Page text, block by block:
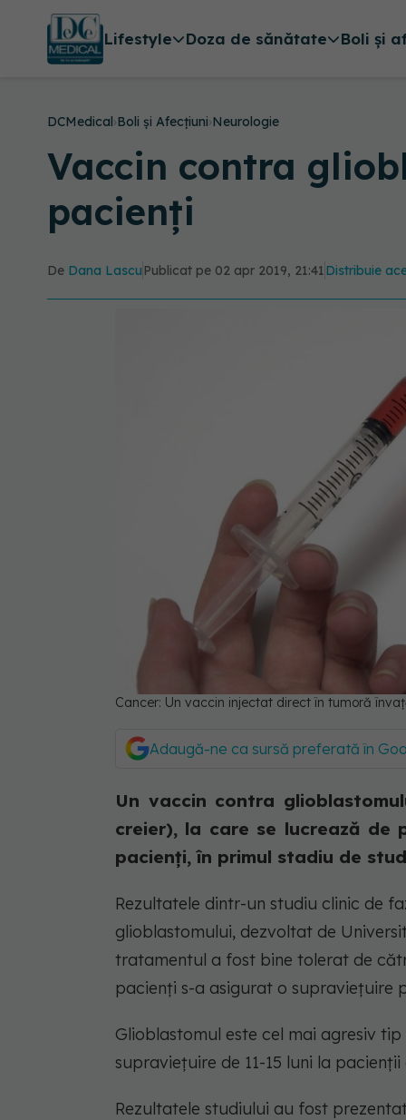
Lifestyle Doza de sănătate Boli și
DCMedical›Boli și Afecțiuni›Neurologie
Vaccin contra
pacienți
De Dana Lascu Publicat pe 02 apr 2019, 21:41Distribuie
Cancer: Un vaccin injectat direct în tumoră
Adaugă-ne ca sursă preferată în
Un vaccin contra
creier), la care se lucrează de
pacienți, în primul stadiu de
Rezultatele dintr-un studiu clinic de
glioblastomului, dezvoltat de
tratamentul a fost bine tolerat de
pacienți s-a asigurat o supraviețuire
Glioblastomul este cel mai agresiv
supraviețuire de 11-15 luni la
Rezultatele studiului au fost